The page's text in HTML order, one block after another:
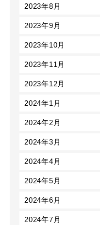
2023年8月
2023年9月
2023年10月
2023年11月
2023年12月
2024年1月
2024年2月
2024年3月
2024年4月
2024年5月
2024年6月
2024年7月